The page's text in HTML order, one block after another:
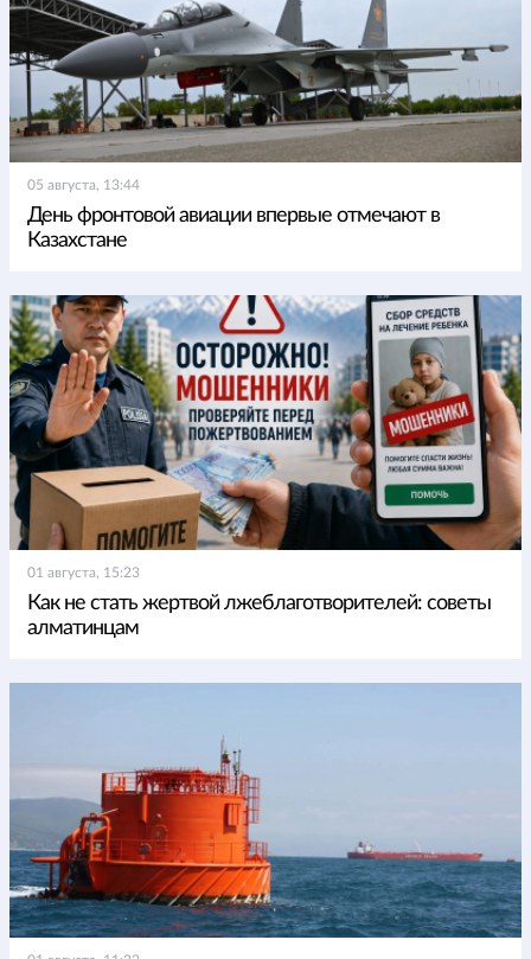
05 августа, 13:44
День фронтовой авиации впервые отмечают в
Казахстане
01 августа, 15:23
Как не стать жертвой лжеблаготворителей: советы
алматинцам